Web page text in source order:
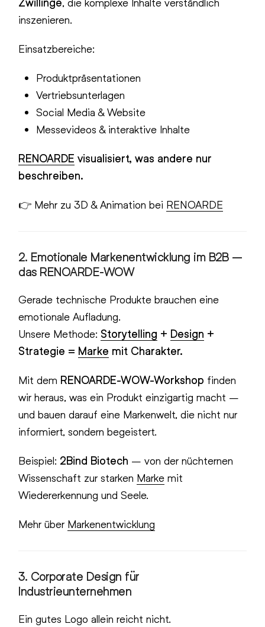
inszenieren.
Einsatzbereiche:
Produktpräsentationen
Vertriebsunterlagen
Social Media & Website
Messevideos & interaktive Inhalte
RENOARDE visualisiert, was andere nur
beschreiben.
👉 Mehr zu 3D & Animation bei RENOARDE
2. Emotionale Markenentwicklung im B2B –
das RENOARDE-WOW
Gerade technische Produkte brauchen eine
emotionale Aufladung.
Unsere Methode: Storytelling + Design +
Strategie = Marke mit Charakter.
Mit dem RENOARDE-WOW-Workshop finden
wir heraus, was ein Produkt einzigartig macht –
und bauen darauf eine Markenwelt, die nicht nur
informiert, sondern begeistert.
Beispiel: 2Bind Biotech – von der nüchternen
Wissenschaft zur starken Marke mit
Wiedererkennung und Seele.
Mehr über Markenentwicklung
3. Corporate Design für
Industrieunternehmen
Ein gutes Logo allein reicht nicht.